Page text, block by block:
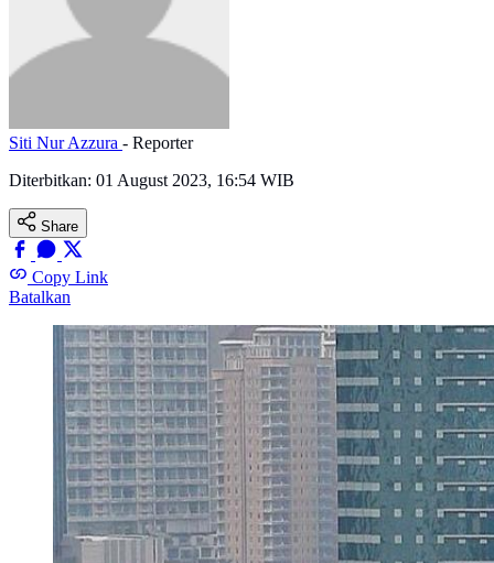
Siti Nur Azzura - Reporter
Diterbitkan: 01 August 2023, 16:54 WIB
Share
Copy Link
Batalkan